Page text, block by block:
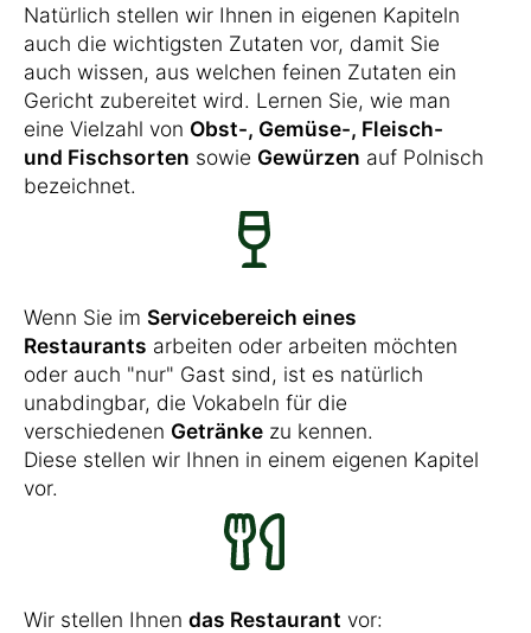
Natürlich stellen wir Ihnen in eigenen Kapiteln
auch die wichtigsten Zutaten vor, damit Sie
auch wissen, aus welchen feinen Zutaten ein
Gericht zubereitet wird. Lernen Sie, wie man
eine Vielzahl von Obst-, Gemüse-, Fleisch-
und Fischsorten sowie Gewürzen auf Polnisch
bezeichnet.
Wenn Sie im Servicebereich eines
Restaurants arbeiten oder arbeiten möchten
oder auch "nur" Gast sind, ist es natürlich
unabdingbar, die Vokabeln für die
verschiedenen Getränke zu kennen.
Diese stellen wir Ihnen in einem eigenen Kapitel
vor.
Wir stellen Ihnen das Restaurant vor: